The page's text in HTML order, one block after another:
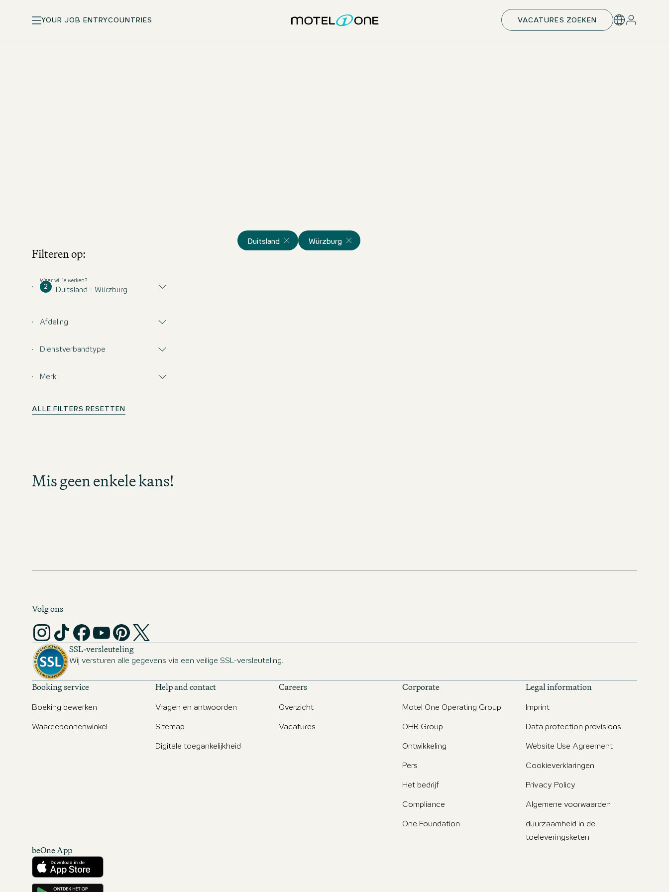
YOUR JOB ENTRYCOUNTRIES VACATURES ZOEKEN
Filteren op:
2 Duitsland - Würzburg
Waar wil je werken?
Afdeling
Dienstverbandtype
Merk
ALLE FILTERS RESETTEN
Duitsland Würzburg
Mis geen enkele kans!enkele kans en ontdek spannende
carrièremogelijkheden!
Volg ons
SSL-versleuteling
Wij versturen alle gegevens via een veilige SSL-versleuteling.
Booking service
Boeking bewerken
Waardebonnenwinkel
Help and contact
Vragen en antwoorden
Sitemap
Digitale toegankelijkheid
Careers
Overzicht
Vacatures
Corporate
Motel One Operating Group
OHR Group
Ontwikkeling
Pers
Het bedrijf
Compliance
One Foundation
Legal information
Imprint
Data protection provisions
Website Use Agreement
Cookieverklaringen
Privacy Policy
Algemene voorwaarden
duurzaamheid in de
toeleveringsketen
beOne App
Downloaden vanuit de App Store
Downloaden vanuit Google Play